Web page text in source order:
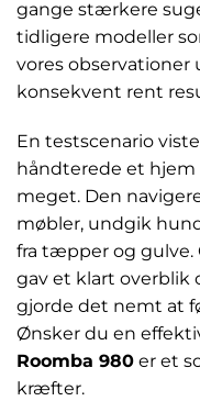
gange stærkere
tidligere modeller
vores observationer
konsekvent rent
En testscenario
håndterede et
meget. Den
møbler, undgik
fra tæpper og gulve.
gav et klart overblik
gjorde det nemt at
Ønsker du en
Roomba 980 er et
kræfter.